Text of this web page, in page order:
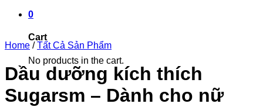
0
Cart
No products in the cart.
Home / Tất Cả Sản Phẩm
Dầu dưỡng kích thích
Sugarsm – Dành cho nữ